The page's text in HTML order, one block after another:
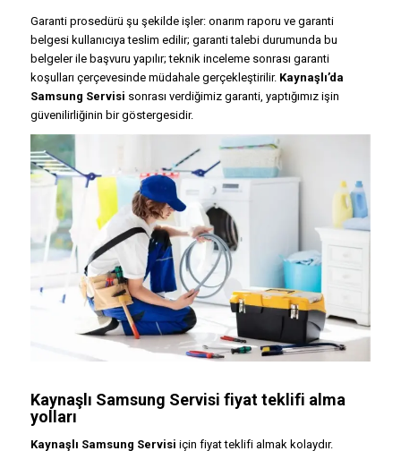
Garanti prosedürü şu şekilde işler: onarım raporu ve garanti
belgesi kullanıcıya teslim edilir; garanti talebi durumunda bu
belgeler ile başvuru yapılır; teknik inceleme sonrası garanti
koşulları çerçevesinde müdahale gerçekleştirilir. Kaynaşlı’da
Samsung Servisi sonrası verdiğimiz garanti, yaptığımız işin
güvenilirliğinin bir göstergesidir.
Kaynaşlı Samsung Servisi fiyat teklifi alma
yolları
Kaynaşlı Samsung Servisi için fiyat teklifi almak kolaydır.